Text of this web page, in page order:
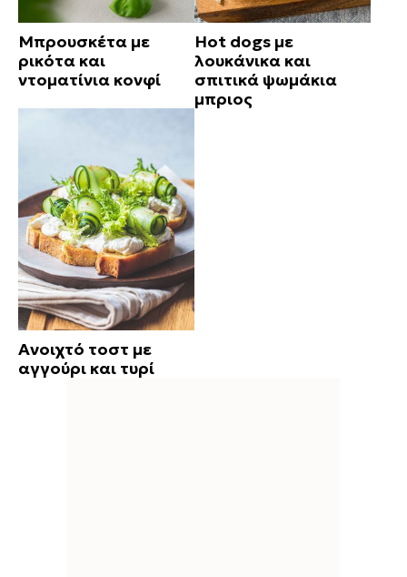
Μπρουσκέτα με
ρικότα και
ντοματίνια κονφί
Hot dogs με
λουκάνικα και
σπιτικά ψωμάκια
μπριος
Ανοιχτό τοστ με
αγγούρι και τυρί